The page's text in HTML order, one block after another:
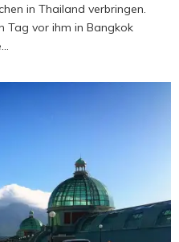
in Thailand verbringen.
Tag vor ihm in Bangkok